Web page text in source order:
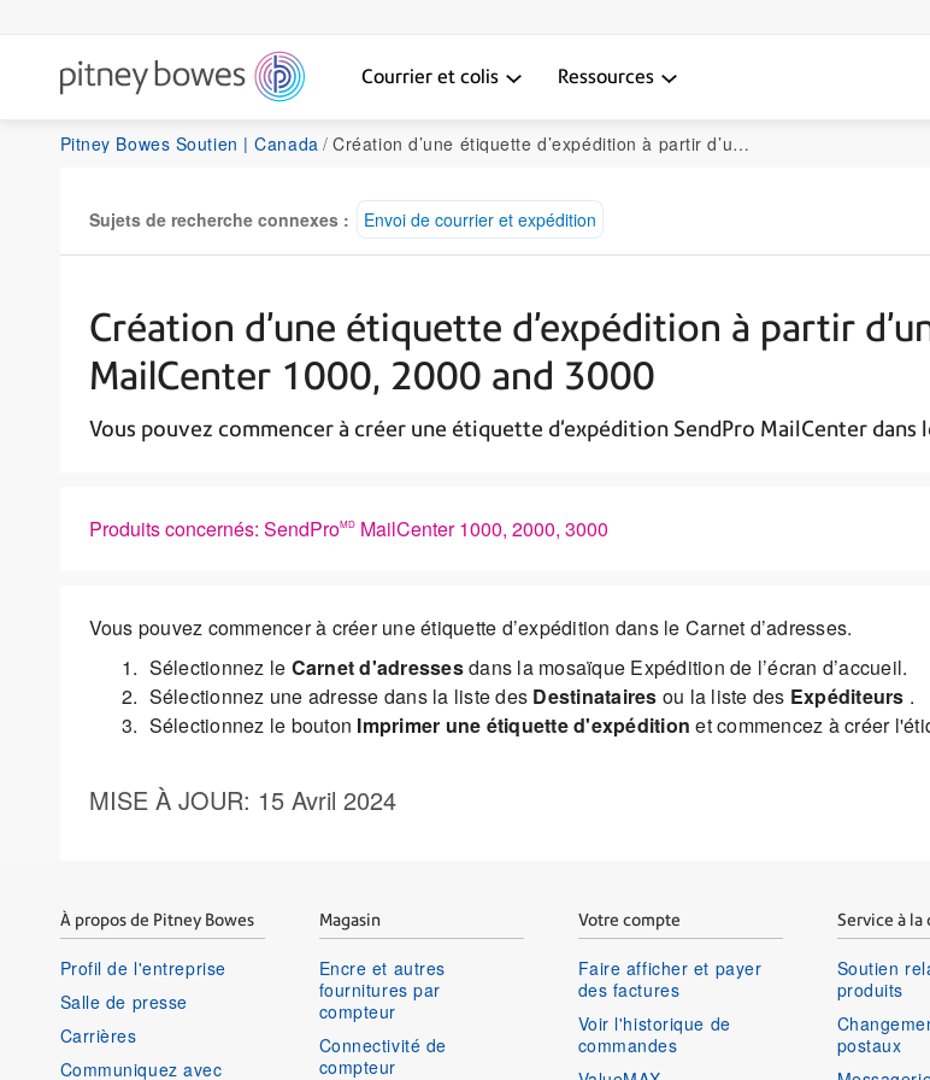
Courrier et colis Ressources
Pitney Bowes Soutien | Canada Création d’une étiquette d’expédition à partir d’une adresse sur le SendPro MailCenter 1000, 2000 and 3000
Sujets de recherche connexes : Envoi de courrier et expédition
Création d’une étiquette d’expédition à partir
MailCenter 1000, 2000 and 3000
Vous pouvez commencer à créer une étiquette d'expédition SendPro MailCenter dans
Produits concernés: SendProMDMailCenter 1000, 2000, 3000
Vous pouvez commencer à créer une étiquette d’expédition dans le Carnet d’adresses.
Sélectionnez le Carnet d'adressesdans la mosaïque Expédition de l’écran d’accueil.
Sélectionnez une adresse dans la liste des Destinataires ou la liste des Expéditeurs .
Sélectionnez le bouton Imprimer une étiquette d'expédition et commencez à créer
MISE À JOUR: 15 Avril 2024
À propos de Pitney Bowes
Profil de l'entreprise
Salle de presse
Carrières
Communiquez avec
Magasin
Encre et autres
fournitures par
compteur
Connectivité de
compteur
Votre compte
Faire afficher et payer
des factures
Voir l'historique de
commandes
Service à
Soutien
produits
postaux